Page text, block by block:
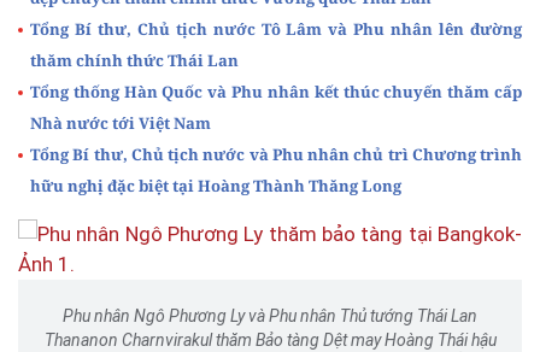
Tổng Bí thư, Chủ tịch nước Tô Lâm và Phu nhân lên đường
thăm chính thức Thái Lan
Tổng thống Hàn Quốc và Phu nhân kết thúc chuyến thăm cấp
Nhà nước tới Việt Nam
Tổng Bí thư, Chủ tịch nước và Phu nhân chủ trì Chương trình
hữu nghị đặc biệt tại Hoàng Thành Thăng Long
Phu nhân Ngô Phương Ly và Phu nhân Thủ tướng Thái Lan
Thananon Charnvirakul thăm Bảo tàng Dệt may Hoàng Thái hậu